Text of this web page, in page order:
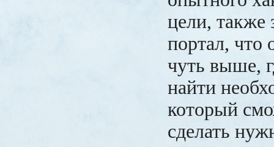
цели, также
портал, что
чуть выше,
найти
который
сделать